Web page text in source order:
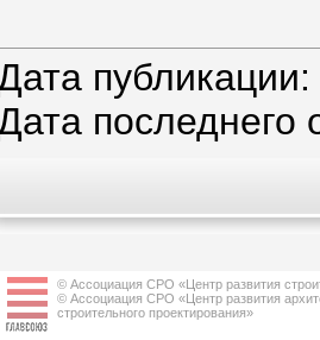
последнего
© Ассоциация СРО «Центр развития
© Ассоциация СРО «Центр развития
строительного проектирования»